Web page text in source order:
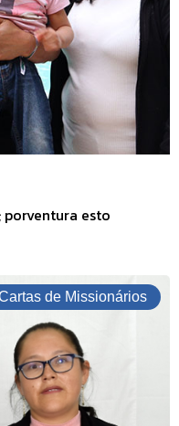
porventura esto
de Missionários